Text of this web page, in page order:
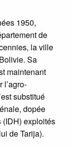
1950,
de
la ville
Sa
maintenant
l’agro-
substitué
dopée
(IDH) exploités
de Tarija).